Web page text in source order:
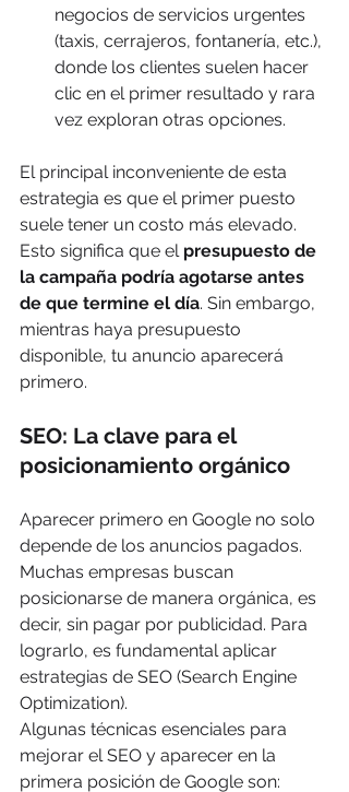
negocios de servicios urgentes
(taxis, cerrajeros, fontanería, etc.),
donde los clientes suelen hacer
clic en el primer resultado y rara
vez exploran otras opciones.
El principal inconveniente de esta
estrategia es que el primer puesto
suele tener un costo más elevado.
Esto significa que el presupuesto de
la campaña podría agotarse antes
de que termine el día. Sin embargo,
mientras haya presupuesto
disponible, tu anuncio aparecerá
primero.
SEO: La clave para el
posicionamiento orgánico
Aparecer primero en Google no solo
depende de los anuncios pagados.
Muchas empresas buscan
posicionarse de manera orgánica, es
decir, sin pagar por publicidad. Para
lograrlo, es fundamental aplicar
estrategias de SEO (Search Engine
Optimization).
Algunas técnicas esenciales para
mejorar el SEO y aparecer en la
primera posición de Google son: